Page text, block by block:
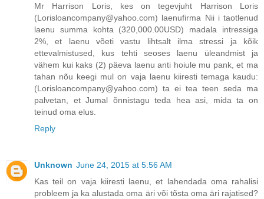
Mr Harrison Loris, kes on tegevjuht Harrison Loris
(Lorisloancompany@yahoo.com) laenufirma Nii i taotlenud
laenu summa kohta (320,000.00USD) madala intressiga
2%, et laenu võeti vastu lihtsalt ilma stressi ja kõik
ettevalmistused, kus tehti seoses laenu üleandmist ja
vähem kui kaks (2) päeva laenu anti hoiule mu pank, et ma
tahan nõu keegi mul on vaja laenu kiiresti temaga kaudu:
(Lorisloancompany@yahoo.com) ta ei tea teen seda ma
palvetan, et Jumal õnnistagu teda hea asi, mida ta on
teinud oma elus.
Reply
Unknown June 24, 2015 at 5:56 AM
Kas teil on vaja kiiresti laenu, et lahendada oma rahalisi
probleem ja ka alustada oma äri või tõsta oma äri rajatised?